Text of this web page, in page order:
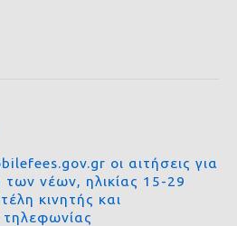
οι αιτήσεις για
νέων, ηλικίας 15-29
κινητής και
τηλεφωνίας